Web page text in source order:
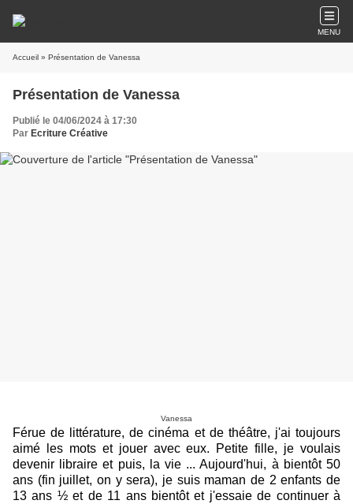
MENU
Accueil » Présentation de Vanessa
Présentation de Vanessa
Publié le 04/06/2024 à 17:30
Par Ecriture Créative
Vanessa
Férue de littérature, de cinéma et de théâtre, j'ai toujours
aimé les mots et jouer avec eux. Petite fille, je voulais
devenir libraire et puis, la vie ... Aujourd'hui, à bientôt 50
ans (fin juillet, on y sera), je suis maman de 2 enfants de
13 ans ½ et de 11 ans bientôt et j'essaie de continuer à